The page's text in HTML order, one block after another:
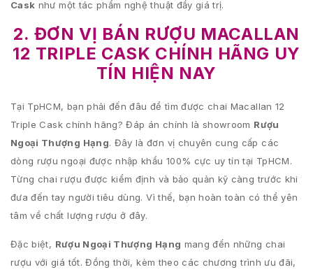
Cask như một tác phẩm nghệ thuật đầy giá trị.
2. ĐƠN VỊ BÁN RƯỢU MACALLAN
12 TRIPLE CASK CHÍNH HÃNG UY
TÍN HIỆN NAY
Tại TpHCM, bạn phải đến đâu để tìm được chai Macallan 12
Triple Cask chính hãng? Đáp án chính là showroom Rượu
Ngoại Thượng Hạng. Đây là đơn vị chuyên cung cấp các
dòng rượu ngoại được nhập khẩu 100% cực uy tín tại TpHCM.
Từng chai rượu được kiểm định và bảo quản kỹ càng trước khi
đưa đến tay người tiêu dùng. Vì thế, bạn hoàn toàn có thể yên
tâm về chất lượng rượu ở đây.
Đặc biệt, Rượu Ngoại Thượng Hạng mang đến những chai
rượu với giá tốt. Đồng thời, kèm theo các chương trình ưu đãi,